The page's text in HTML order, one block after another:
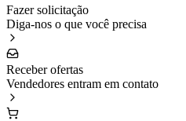
Fazer solicitação
Diga-nos o que você precisa
Receber ofertas
Vendedores entram em contato